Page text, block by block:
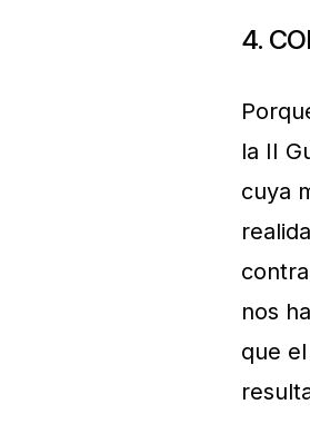
4.
la II
cuya
nos
que